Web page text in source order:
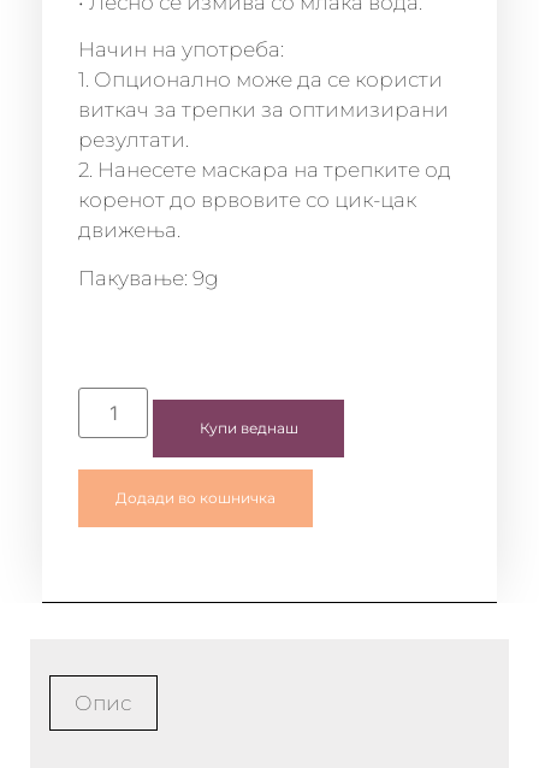
Начин на употреба:
1. Опционално може да се користи
виткач за трепки за оптимизирани
резултати.
2. Нанесете маскара на трепките од
коренот до врвовите со цик-цак
движења.
Пакување: 9g
Купи веднаш
Додади во кошничка
Опис